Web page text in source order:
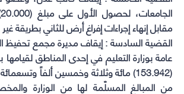
مقابل إنهاء إجراءات إفراغ أرض للثاني بطريقة
القضية السادسة : إيقاف مديرة مجمع تحفيظ
عامة بوزارة التعليم في إحدى المناطق لقيامها
(153.942) مائة وثلاثة وخمسين ألفاً
من المبالغ المسلّمة لها من الوزارة